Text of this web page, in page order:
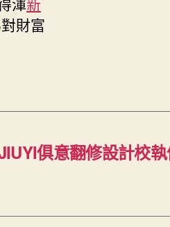
財富
俱意翻修設計校